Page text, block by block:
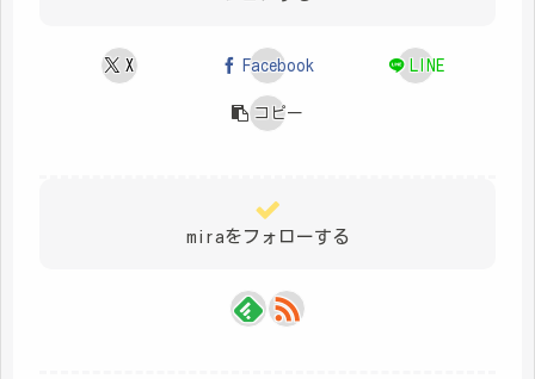
X Facebook LINE
コピー
miraをフォローする